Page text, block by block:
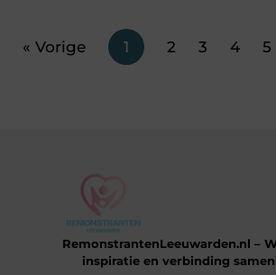
« Vorige 1 2 3 4 5
RemonstrantenLeeuwarden.nl –
inspiratie en verbinding